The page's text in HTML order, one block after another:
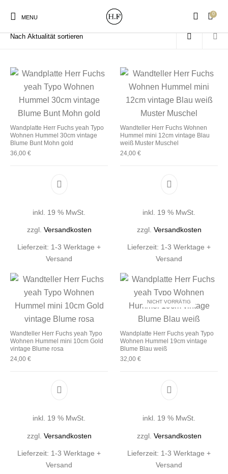
MENU
0
New Products On Sale! Wandteller Geschirrtücher
Gutscheine Magneten
Mützen / Beanies und
Start / Produkte verschlagwortet mit „Frühling“
Wandplatte Herr Fuchs yeah Typo
Wohnen Hummel 30cm vintage
Blume Bunt Mohn gold
36,00 €
inkl. 19 % MwSt.
zzgl. Versandkosten
Lieferzeit: 1-3 Werktage +
Versand
Wandteller Herr Fuchs Wohnen
Hummel mini 12cm vintage Blau
weiß Muster Muschel
24,00 €
inkl. 19 % MwSt.
zzgl. Versandkosten
Lieferzeit: 1-3 Werktage +
Versand
Wandteller Herr Fuchs yeah Typo
Wohnen Hummel mini 10cm Gold
vintage Blume rosa
24,00 €
inkl. 19 % MwSt.
zzgl. Versandkosten
Lieferzeit: 1-3 Werktage +
Versand
NICHT VORRÄTIG
Wandplatte Herr Fuchs yeah Typo
Wohnen Hummel 19cm vintage
Blume Blau weiß
32,00 €
inkl. 19 % MwSt.
zzgl. Versandkosten
Lieferzeit: 1-3 Werktage +
Versand